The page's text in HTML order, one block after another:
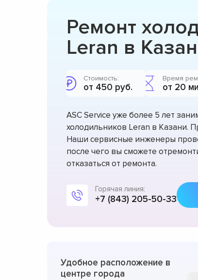
Ремонт
Leran в
Стоимость:
от 450 руб.
Время
от 20
ASC Service уже более 5 лет
холодильников Leran в Казани.
Наши сервисные инженеры
после чего вы сможете
отказаться от ремонта.
Горячая линия:
+7 (843) 205-50-33
Удобное расположение в
центре города